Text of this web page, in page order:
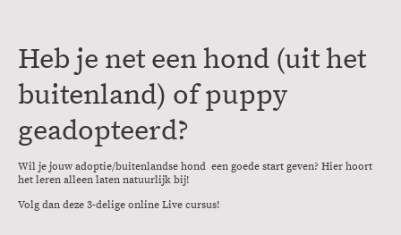
Heb je net een hond (uit het
buitenland) of puppy
geadopteerd?
Wil je jouw adoptie/buitenlandse hond een goede start geven? Hier hoort
het leren alleen laten natuurlijk bij!
Volg dan deze 3-delige online Live cursus!